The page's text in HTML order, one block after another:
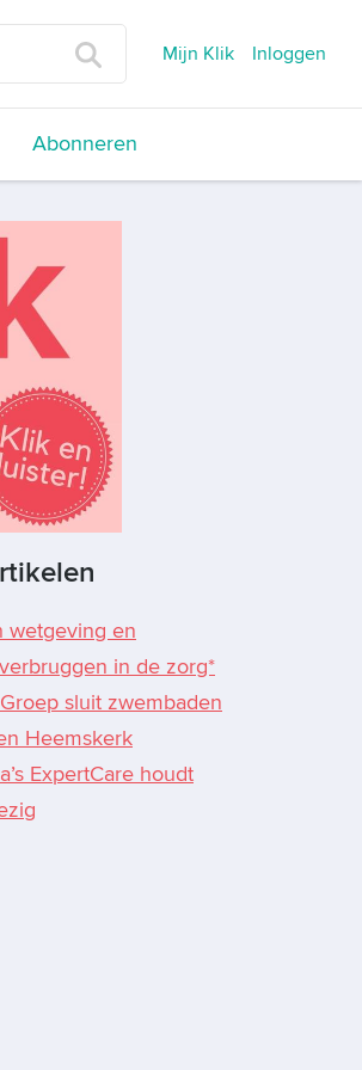
Mijn Klik Inloggen
Abonneren
wetgeving en
in de zorg*
sluit zwembaden
Heemskerk
ExpertCare houdt